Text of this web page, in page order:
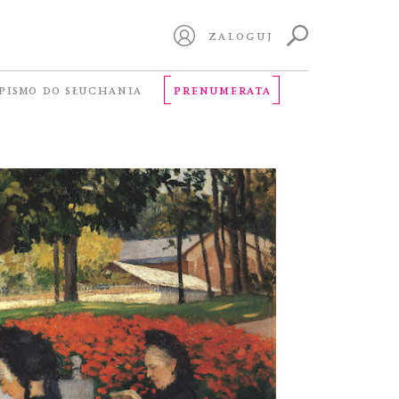
ZALOGUJ
DO SŁUCHANIA PRENUMERATA